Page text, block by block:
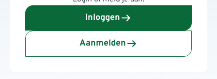
Inloggen
Aanmelden